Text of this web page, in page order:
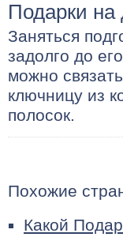
Подарки на
Заняться
задолго до
можно
ключницу из
полосок.
Похожие
Какой